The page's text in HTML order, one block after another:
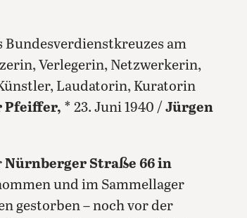
Bundesverdienstkreuzes am
Verlegerin, Netzwerkerin,
Laudatorin, Kuratorin
Pfeiffer, * 23. Juni 1940 / Jürgen
Nürnberger Straße 66 in
und im Sammellager
gestorben – noch vor der